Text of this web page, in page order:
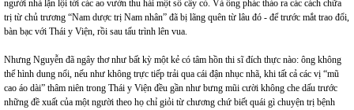
người nhà lặn lội tới các ao vườn thu hái một số cây cỏ. Và ông phác thảo ra các cách chữa
trị từ chủ trương “Nam dược trị Nam nhân” đã bị lãng quên từ lâu đó - để trước mắt trao đổi,
bàn bạc với Thái y Viện, rồi sau tấu trình lên vua.
Nhưng Nguyễn đã ngây thơ như bất kỳ một kẻ có tâm hồn thi sĩ đích thực nào: ông không
thể hình dung nổi, nếu như không trực tiếp trải qua cái đận nhục nhã, khi tất cả các vị “mũ
cao áo dài” thâm niên trong Thái y Viện đều gần như bưng mũi cười không che dấu trước
những đề xuất của một người theo họ chỉ giỏi từ chương chứ biết quái gì chuyện trị bệnh